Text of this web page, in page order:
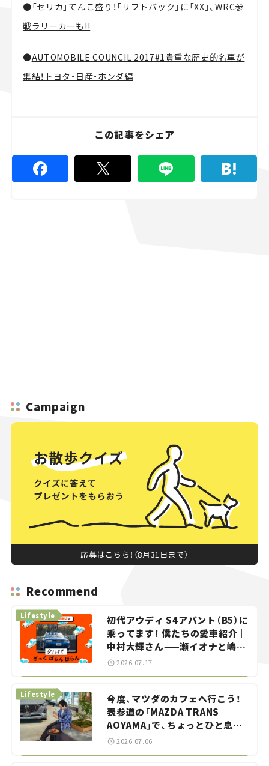
●「セリカ」てんこ盛り！「リフトバック」に「XX」、WRC参
戦ラリーカーも!!
●AUTOMOBILE COUNCIL 2017#1貴重な歴史的名車が
集結！トヨタ・日産・ホンダ編
この記事をシェア
Campaign
応募はこちら！（8月31日まで）
Recommend
初代アウディ S4アバント（B5）に
乗ってます！ 僕たちの愛車紹介｜
中村大輝さん——瀬イオナと嶋田
智之の「クルマでざっくばらんば
らん！」＃20
Lifestyle
2026.07.17
今度、マツダのカフェへ行こう！
表参道の「MAZDA TRANS
AOYAMA」で、ちょっとひと息。
——連載｜CCGとクルマでどうす
Lifestyle
2026.07.06